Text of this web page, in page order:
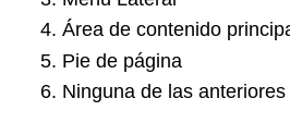
Área de contenido
Pie de página
Ninguna de las anteriores